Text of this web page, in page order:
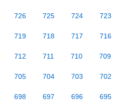
726 725 724 723
719 718 717 716
712 711 710 709
705 704 703 702
698 697 696 695